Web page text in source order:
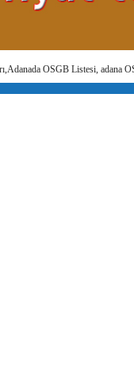
OSGB Listesi, adana